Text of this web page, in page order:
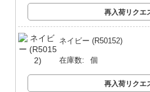
再入荷リクエ
ネイビー (R50152)
在庫数: 個
再入荷リクエ